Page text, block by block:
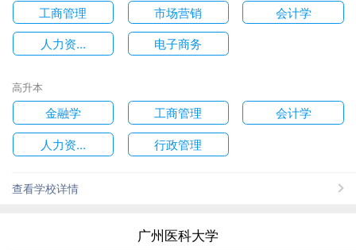
工商管理
市场营销
会计学
人力资...
电子商务
高升本
金融学 工商管理
会计学
人力资...
行政管理
查看学校详情
广州医科大学